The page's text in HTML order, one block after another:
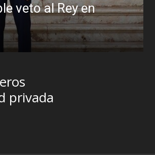
promiscuidad
Foro de São Paulo
privada